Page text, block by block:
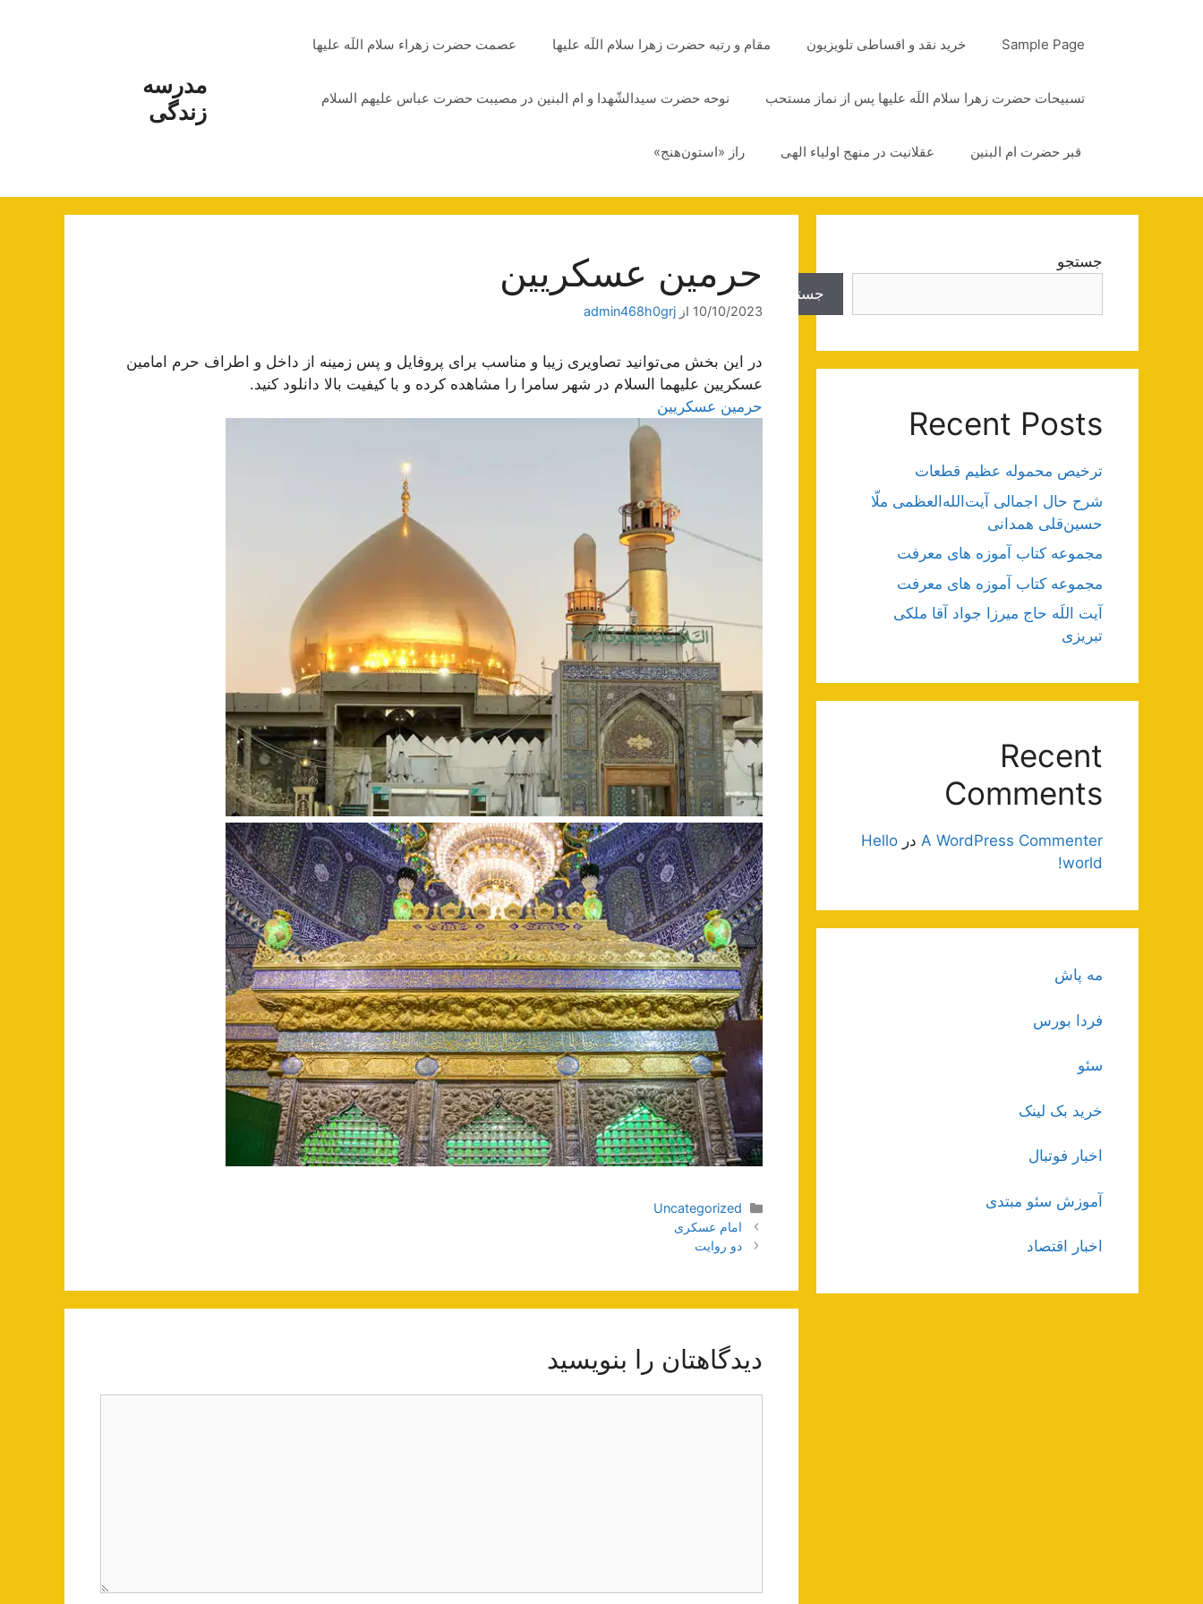
مدرسه
زندگی
Sample Page خرید نقد و اقساطی تلویزیون مقام و رتبه حضرت زهرا سلام اللَه علیها عصمت حضرت زهراء سلام اللَه علیها
تسبیحات حضرت زهرا سلام اللَه علیها پس از نماز مستحب نوحه حضرت سیدالشّهدا و ام البنین در مصیبت حضرت عباس علیهم السلام
قبر حضرت ام البنین عقلانیت در منهج اولیاء الهی راز «استون‌هنج»
حرمین عسکریین
10/10/2023 از admin468h0grj
در این بخش می‌توانید تصاویری زیبا و مناسب برای پروفایل و پس زمینه از داخل و اطراف حرم امامین
عسکریین علیهما السلام در شهر سامرا را مشاهده کرده و با کیفیت بالا دانلود کنید.
حرمین عسکریین
دسته‌ها
Uncategorized
ناوبری
نوشته‌ها
امام عسکری
دو روایت
دیدگاهتان را بنویسید
جستجو
جستجو
Recent Posts
ترخیص محموله عظیم قطعات
شرح حال اجمالی آیت‌الله‌العظمی ملّا
حسین‌قلی همدانی
مجموعه کتاب آموزه های معرفت
مجموعه کتاب آموزه های معرفت
آیت اللَه حاج میرزا جواد آقا ملکی
تبریزی
Recent
Comments
A WordPress Commenter در Hello
world!
مه پاش
فردا بورس
سئو
خرید بک لینک
اخبار فوتبال
آموزش سئو مبتدی
اخبار اقتصاد